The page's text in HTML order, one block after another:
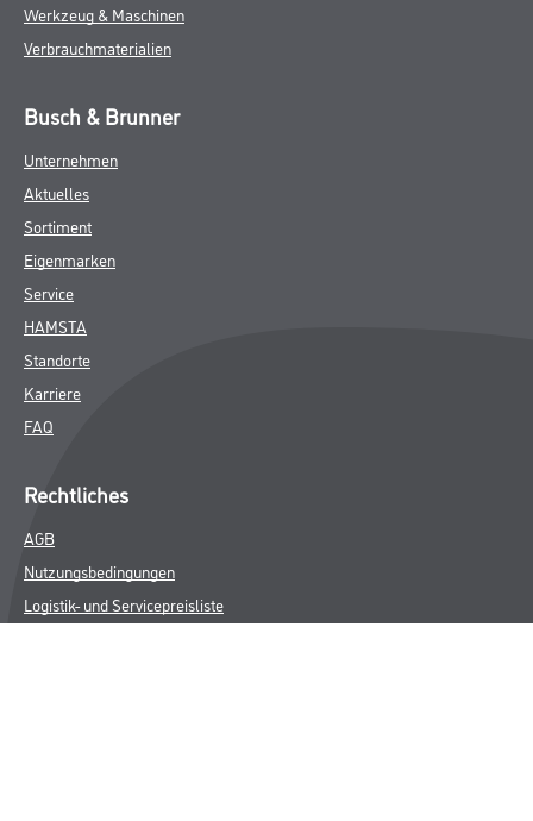
Werkzeug & Maschinen
Verbrauchmaterialien
Busch & Brunner
Unternehmen
Aktuelles
Sortiment
Eigenmarken
Service
HAMSTA
Standorte
Karriere
FAQ
Rechtliches
AGB
Nutzungsbedingungen
Logistik- und Servicepreisliste